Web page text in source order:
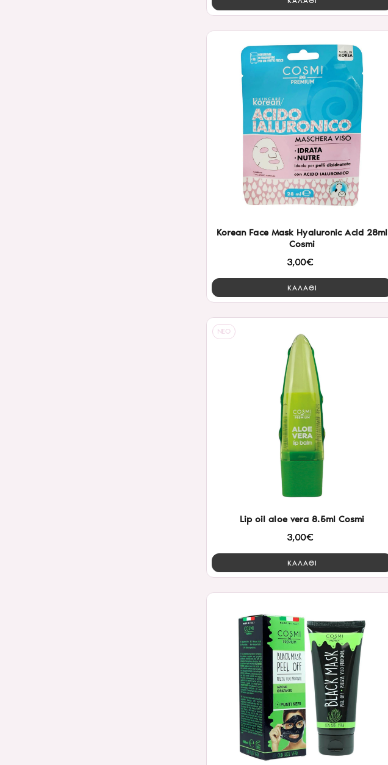
Korean Face Mask Hyaluronic Acid 28ml
Cosmi
3,00€
ΚΑΛΑΘΙ
NEO
Lip oil aloe vera 8.5ml Cosmi
3,00€
ΚΑΛΑΘΙ